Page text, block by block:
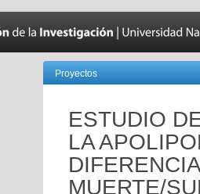
Proyectos
ESTUDIO
LA
MUERTE/